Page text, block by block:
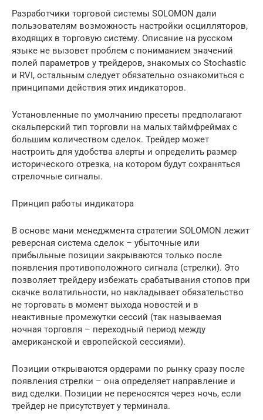
Разработчики торговой системы SOLOMON дали
пользователям возможность настройки осцилляторов,
входящих в торговую систему. Описание на русском
языке не вызовет проблем с пониманием значений
полей параметров у трейдеров, знакомых со Stochastic
и RVI, остальным следует обязательно ознакомиться с
принципами действия этих индикаторов.
Установленные по умолчанию пресеты предполагают
скальперский тип торговли на малых таймфреймах с
большим количеством сделок. Трейдер может
настроить для удобства алерты и определить размер
исторического отрезка, на котором будут сохраняться
стрелочные сигналы.
Принцип работы индикатора
В основе мани менеджмента стратегии SOLOMON лежит
реверсная система сделок – убыточные или
прибыльные позиции закрываются только после
появления противоположного сигнала (стрелки). Это
позволяет трейдеру избежать срабатывания стопов при
скачке волатильности, но накладывает обязательство
не торговать в момент выхода новостей и в
неактивные промежутки сессий (так называемая
ночная торговля – переходный период между
американской и европейской сессиями).
Позиции открываются ордерами по рынку сразу после
появления стрелки – она определяет направление и
вид сделки. Позиции не переносятся через ночь, если
трейдер не присутствует у терминала.